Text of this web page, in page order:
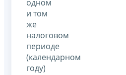
одном
и том
же
налоговом
периоде
(календарном
году)